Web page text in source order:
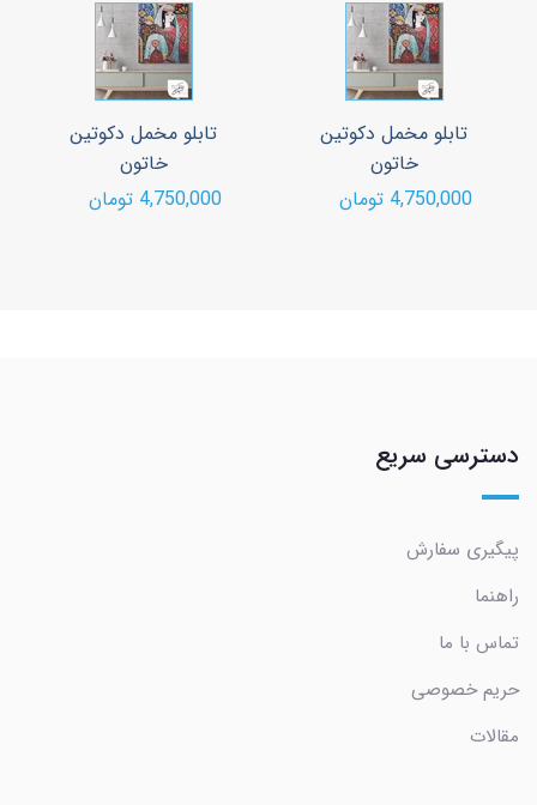
تابلو مخمل دکوتین
خاتون
4,750,000 تومان
تابلو مخمل دکوتین
خاتون
4,750,000 تومان
دسترسی سریع
پیگیری سفارش
راهنما
تماس با ما
حریم خصوصی
مقالات